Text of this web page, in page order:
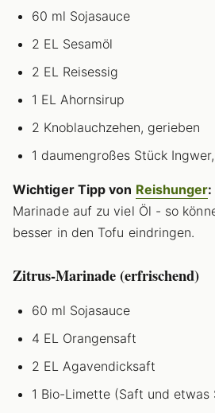
60 ml Sojasauce
2 EL Sesamöl
2 EL Reisessig
1 EL Ahornsirup
2 Knoblauchzehen, gerieben
1 daumengroßes Stück
Wichtiger Tipp von Reishunger:
Marinade auf zu viel Öl - so
besser in den Tofu eindringen.
Zitrus-Marinade (erfrischend)
60 ml Sojasauce
4 EL Orangensaft
2 EL Agavendicksaft
1 Bio-Limette (Saft und etwas